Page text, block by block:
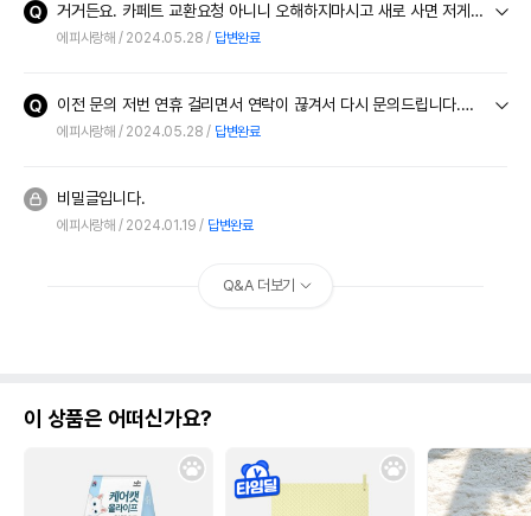
거거든요. 카페트 교환요청 아니니 오해하지마시고 새로 사면 저게 해결이 되는지 아니면 다른 해결 방법이 있는지가 궁금한 겁니다.
에피사랑해 2024.05.28 답변완료
이전 문의 저번 연휴 걸리면서 연락이 끊겨서 다시 문의드립니다.폴대에 비해 카페트가 작아서 애들이 카페트 타고 뜯으면서 올라오면 폴대 튀어나온 부분이 노출되어 걱정되어 문의한
에피사랑해 2024.05.28 답변완료
비밀글입니다.
에피사랑해 2024.01.19 답변완료
Q&A 더보기
이 상품은 어떠신가요?